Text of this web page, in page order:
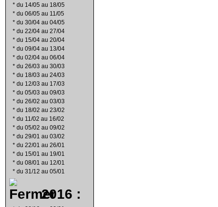
* du 14/05 au 18/05
* du 06/05 au 11/05
* du 30/04 au 04/05
* du 22/04 au 27/04
* du 15/04 au 20/04
* du 09/04 au 13/04
* du 02/04 au 06/04
* du 26/03 au 30/03
* du 18/03 au 24/03
* du 12/03 au 17/03
* du 05/03 au 09/03
* du 26/02 au 03/03
* du 18/02 au 23/02
* du 11/02 au 16/02
* du 05/02 au 09/02
* du 29/01 au 03/02
* du 22/01 au 26/01
* du 15/01 au 19/01
* du 08/01 au 12/01
* du 31/12 au 05/01
2016 :